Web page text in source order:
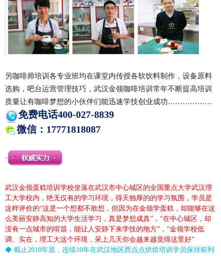
另咖啡师培训各专业班均在课堂内传授各软饮料制作，设备原料
选购，吧台运营管理技巧，武汉金领咖啡培训常年不断提高培训
质量让有咖啡梦想的小伙伴们能迅速学技创业成功………………
免费电话400-027-8839
微信：17771818087
武汉金领蛋糕培训学校坐落在武汉市中心城区的全国重点大学武汉理
工大学校内，绝无仅有的学习环境，得天独厚的的学习氛围，学员是
这样评价的“这是一个想都不敢想，但因为在金领学蛋糕，却能够在这
么美丽安静高知的大学生活学习，真是梦想成真”，“在中心城区，却
没有一点城市的喧嚣，能让人安静下来学技的地方”，“金领学校低
调、实在，理工大这个环境，呆上几天你会越来越觉得这里好”
◆ 截止2018年底，连续10年在武汉地区西点点烘焙培训学员保持前列